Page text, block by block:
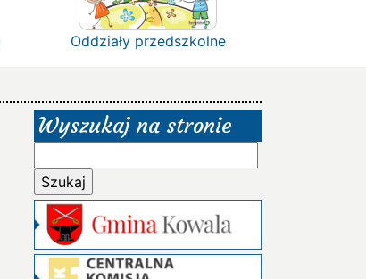
Oddziały przedszkolne
Wyszukaj na stronie